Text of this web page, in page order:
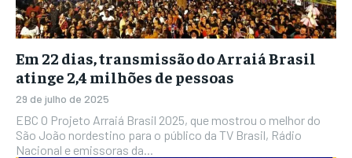
Em 22 dias, transmissão do Arraiá Brasil
atinge 2,4 milhões de pessoas
29 de julho de 2025
EBC O Projeto Arraiá Brasil 2025, que mostrou o melhor do
São João nordestino para o público da TV Brasil, Rádio
Nacional e emissoras da...